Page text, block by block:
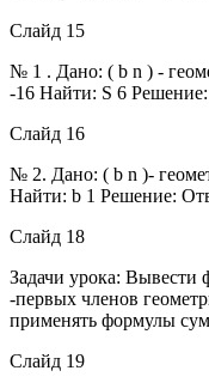
Слайд 15
№ 1 . Дано: ( b n ) -
-16 Найти: S 6
Слайд 16
№ 2. Дано: ( b n )-
Найти: b 1 Решение:
Слайд 18
Задачи урока:
-первых членов
применять формулы
Слайд 19